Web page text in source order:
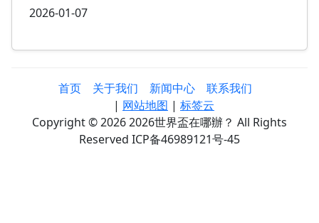
2026-01-07
首页 关于我们 新闻中心
联系我们
| 网站地图 | 标签云
Copyright © 2026 2026世界盃在哪辦？ All Rights
Reserved ICP备46989121号-45